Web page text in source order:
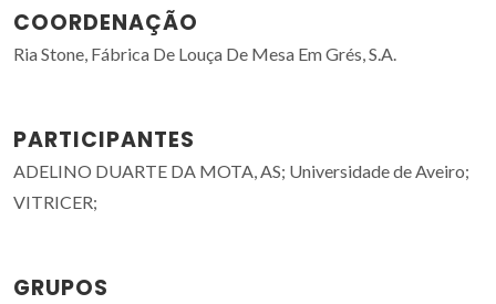
COORDENAÇÃO
Ria Stone, Fábrica De Louça De Mesa Em Grés, S.A.
PARTICIPANTES
ADELINO DUARTE DA MOTA, AS; Universidade de Aveiro;
VITRICER;
GRUPOS